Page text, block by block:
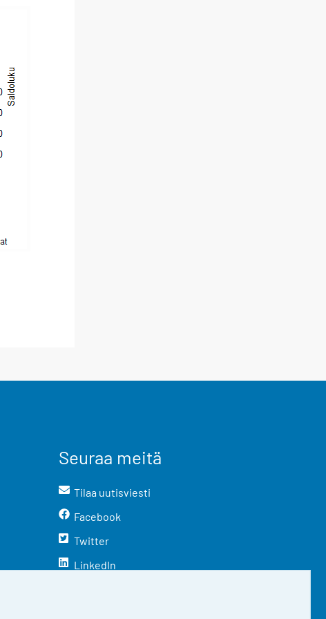
Seuraa meitä
Tilaa uutisviesti
Facebook
Twitter
LinkedIn